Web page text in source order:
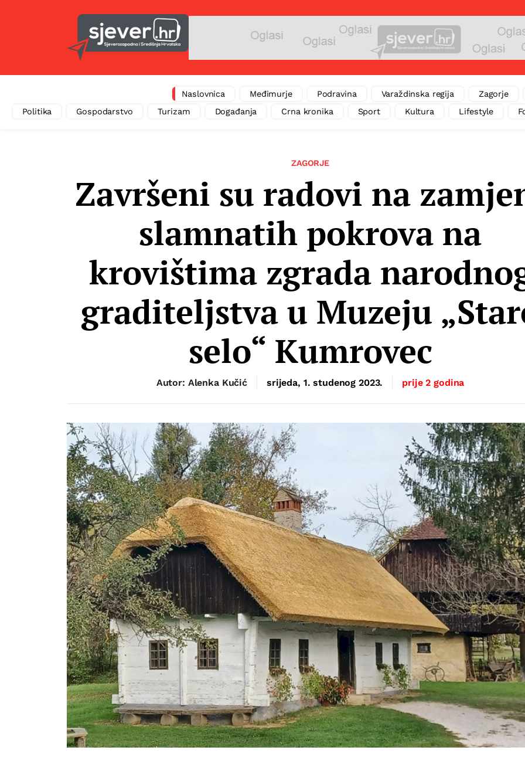
Naslovnica Međimurje Podravina Varaždinska regija
Zagorje
Politika
Gospodarstvo Turizam Događanja Crna kronika Sport Kultura Lifestyle
ZAGORJE
Završeni su radovi na
slamnatih pokrova na
krovištima zgrada
graditeljstva u Muzeju
selo“ Kumrovec
Autor: Alenka Kučić srijeda, 1. studenog 2023. prije 2 godina